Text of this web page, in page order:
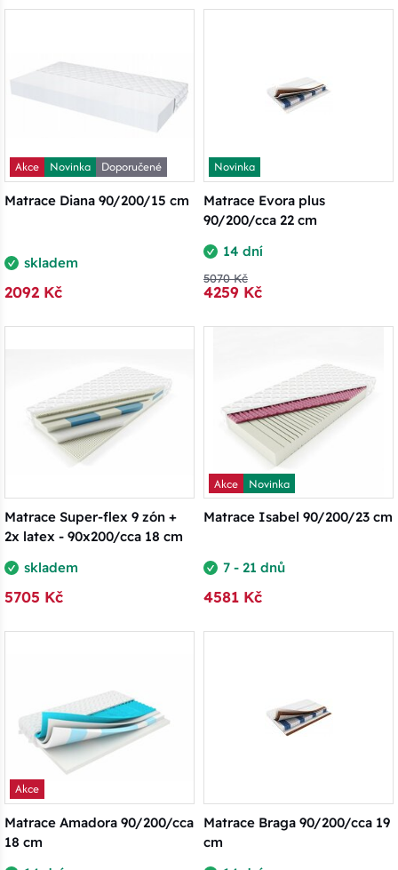
Akce Novinka
Doporučené
Matrace Diana 90/200/15 cm
skladem
2092 Kč
Novinka
Matrace Evora plus
90/200/cca 22 cm
14 dní
5070 Kč
4259 Kč
Matrace Super-flex 9 zón +
2x latex - 90x200/cca 18 cm
skladem
5705 Kč
Akce
Novinka
Matrace Isabel 90/200/23 cm
7 - 21 dnů
4581 Kč
Akce
Matrace Amadora 90/200/cca
18 cm
Matrace Braga 90/200/cca 19
cm